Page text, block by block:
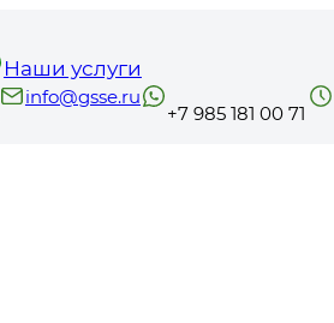
Наши услуги
info@gsse.ru
+7 985 181 00 71